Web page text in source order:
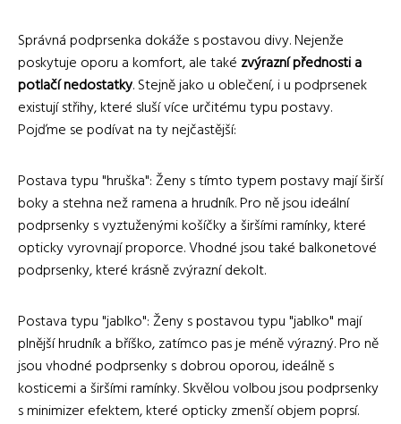
Správná podprsenka dokáže s postavou divy. Nejenže
poskytuje oporu a komfort, ale také zvýrazní přednosti a
potlačí nedostatky. Stejně jako u oblečení, i u podprsenek
existují střihy, které sluší více určitému typu postavy.
Pojďme se podívat na ty nejčastější:
Postava typu "hruška": Ženy s tímto typem postavy mají širší
boky a stehna než ramena a hrudník. Pro ně jsou ideální
podprsenky s vyztuženými košíčky a širšími ramínky, které
opticky vyrovnají proporce. Vhodné jsou také balkonetové
podprsenky, které krásně zvýrazní dekolt.
Postava typu "jablko": Ženy s postavou typu "jablko" mají
plnější hrudník a bříško, zatímco pas je méně výrazný. Pro ně
jsou vhodné podprsenky s dobrou oporou, ideálně s
kosticemi a širšími ramínky. Skvělou volbou jsou podprsenky
s minimizer efektem, které opticky zmenší objem poprsí.